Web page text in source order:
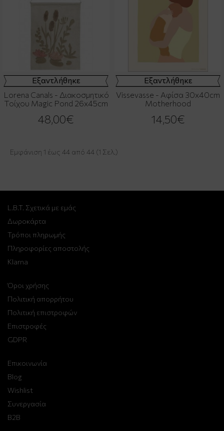
Εξαντλήθηκε
Lorena Canals - Διακοσμητικό
Τοίχου Magic Pond 26x45cm
48,00€
Εξαντλήθηκε
Vissevasse - Αφίσα 30x40cm
Motherhood
14,50€
Εμφάνιση 1 έως 44 από 44 (1 Σελ.)
L.B.T. Σχετικά με εμάς
Δωροκάρτα
Τρόποι πληρωμής
Πληροφορίες αποστολής
Klarna
Όροι χρήσης
Πολιτική απορρήτου
Πολιτική επιστροφών
Επιστροφές
GDPR
Επικοινωνία
Blog
Wishlist
Συνεργασία
B2B